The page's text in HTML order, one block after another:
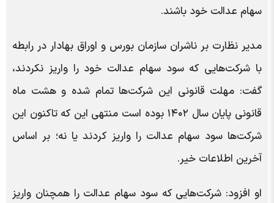
سهام عدالت خود باشند.
مدیر نظارت بر ناشران سازمان بورس و اوراق بهادار در رابطه
با شرکت‌هایی که سود سهام عدالت خود را واریز نکردند،
گفت: مهلت قانونی این شرکت‌ها تمام شده و هشت ماه
قانونی پایان سال ۱۴۰۲ بوده است منتهی این که تاکنون این
شرکت‌ها سود سهام عدالت را واریز کردند یا نه؛ بر اساس
آخرین اطلاعات خیر.
او افزود: شرکت‌هایی که سود سهام عدالت را همچنان واریز